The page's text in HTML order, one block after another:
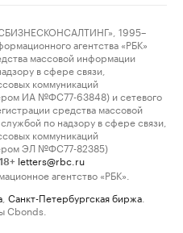
1995–
агентства «РБК»
массовой информации
в сфере связи,
коммуникаций
ИА №ФС77-63848) и сетевого
средства массовой
по надзору в сфере связи,
коммуникаций
ЭЛ №ФС77-82385)
18+ letters@rbc.ru
агентство «РБК».
Санкт-Петербургская биржа
Cbonds.